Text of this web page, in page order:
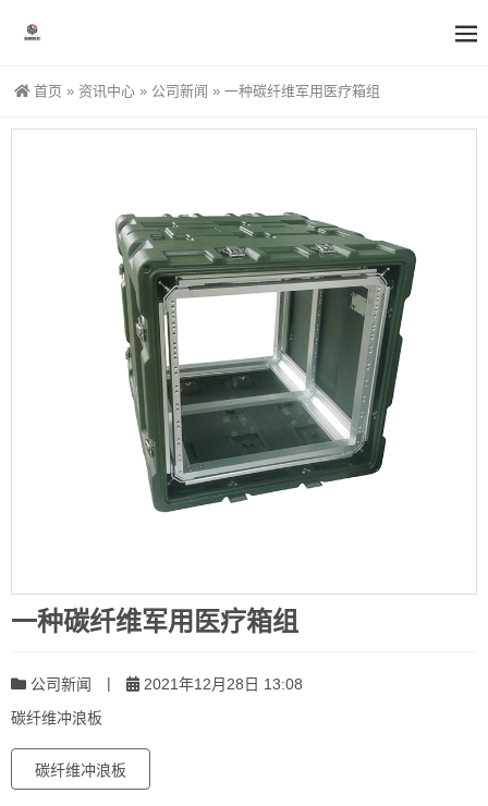
首页 » 资讯中心 » 公司新闻 » 一种碳纤维军用医疗箱组
一种碳纤维军用医疗箱组
公司新闻 |
2021年12月28日 13:08
碳纤维冲浪板
碳纤维冲浪板